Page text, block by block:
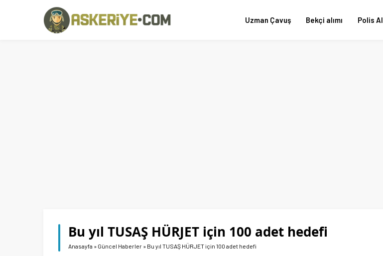
Uzman Çavuş Bekçi alımı Polis
Bu yıl TUSAŞ HÜRJET için 100 adet hedefi
Anasayfa » Güncel Haberler » Bu yıl TUSAŞ HÜRJET için 100 adet hedefi